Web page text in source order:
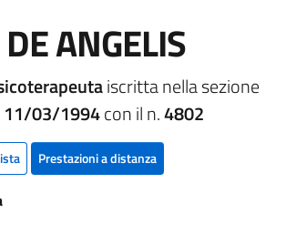
ANGELIS
iscritta nella sezione
11/03/1994con il n.4802
Prestazioni a distanza